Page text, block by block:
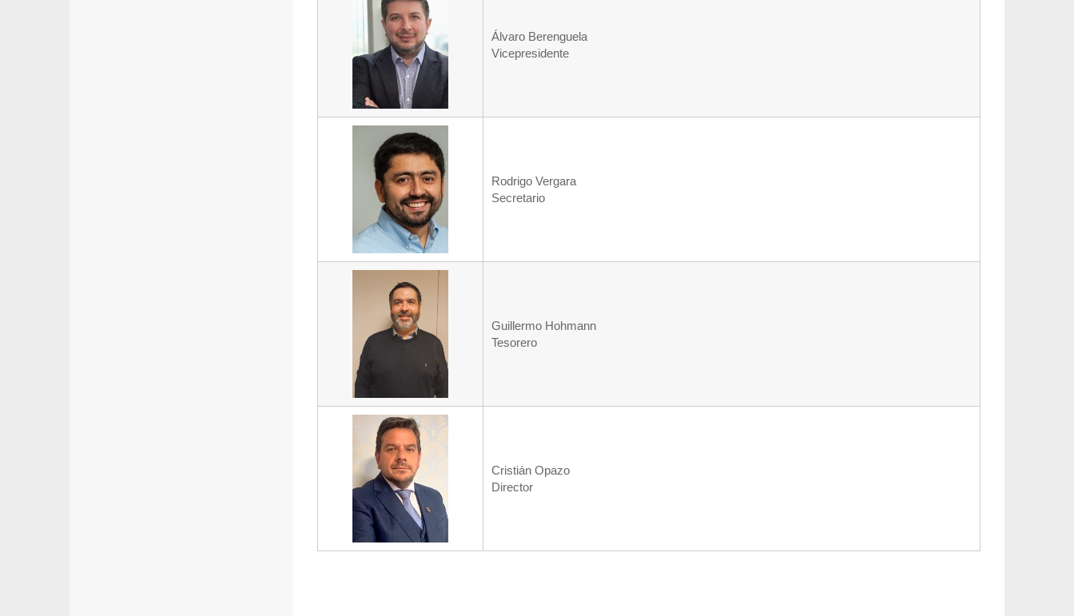
Álvaro Berenguela
Vicepresidente
Rodrigo Vergara
Secretario
Guillermo Hohmann
Tesorero
Cristián Opazo
Director